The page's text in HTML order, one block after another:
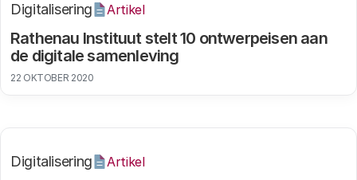
Rathenau Instituut stelt 10 ontwerpeisen aan
de digitale samenleving
Digitalisering Artikel
22 OKTOBER 2020
Digitalisering Artikel